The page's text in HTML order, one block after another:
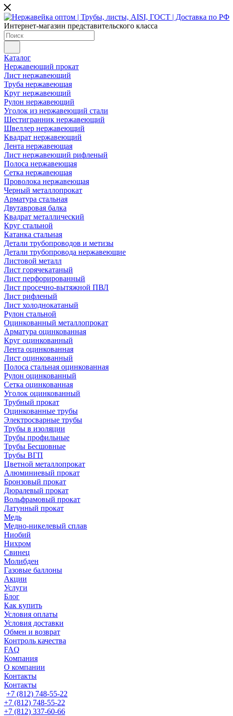
Интернет-магазин представительского класса
Каталог
Нержавеющий прокат
Лист нержавеющий
Труба нержавеющая
Круг нержавеющий
Рулон нержавеющий
Уголок из нержавеющий стали
Шестигранник нержавеющий
Швеллер нержавеющий
Квадрат нержавеющий
Лента нержавеющая
Лист нержавеющий рифленый
Полоса нержавеющая
Сетка нержавеющая
Проволока нержавеющая
Черный металлопрокат
Арматура стальная
Двутавровая балка
Квадрат металлический
Круг стальной
Катанка стальная
Детали трубопроводов и метизы
Детали трубопровода нержавеющие
Листовой металл
Лист горячекатаный
Лист перфорированный
Лист просечно-вытяжной ПВЛ
Лист рифленый
Лист холоднокатаный
Рулон стальной
Оцинкованный металлопрокат
Арматура оцинкованная
Круг оцинкованный
Лента оцинкованная
Лист оцинкованный
Полоса стальная оцинкованная
Рулон оцинкованный
Сетка оцинкованная
Уголок оцинкованный
Трубный прокат
Оцинкованные трубы
Электросварные трубы
Трубы в изоляции
Трубы профильные
Трубы Бесшовные
Трубы ВГП
Цветной металлопрокат
Алюминиевый прокат
Бронзовый прокат
Дюралевый прокат
Вольфрамовый прокат
Латунный прокат
Медь
Медно-никелевый сплав
Ниобий
Нихром
Свинец
Молибден
Газовые баллоны
Акции
Услуги
Блог
Как купить
Условия оплаты
Условия доставки
Обмен и возврат
Контроль качества
FAQ
Компания
О компании
Контакты
Контакты
+7 (812) 748-55-22
+7 (812) 748-55-22
+7 (812) 337-60-66